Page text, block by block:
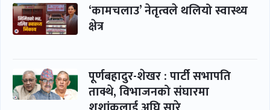
‘कामचलाउ’ नेतृत्वले थलियो स्वास्थ्य
क्षेत्र
पूर्णबहादुर-शेखर : पार्टी सभापति
ताक्थे, विभाजनको संघारमा